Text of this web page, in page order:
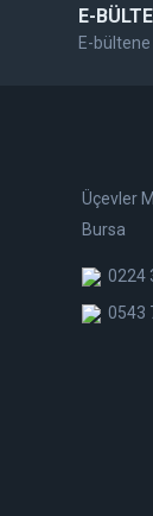
E-
E-bültene
Üçevler
Bursa
0224
0543